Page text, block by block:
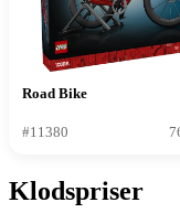
Road Bike
#11380
Klodspriser